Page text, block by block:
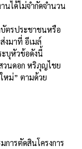
นได้ไม่จํากัดจํานวน
ตรประชาชนหรือ
งมาที่ อีเมล์
บุหัวข้อดังนี้
วนดอก หริภุญไชย
หม่” ตามด้วย
การตัดสินโครงการ